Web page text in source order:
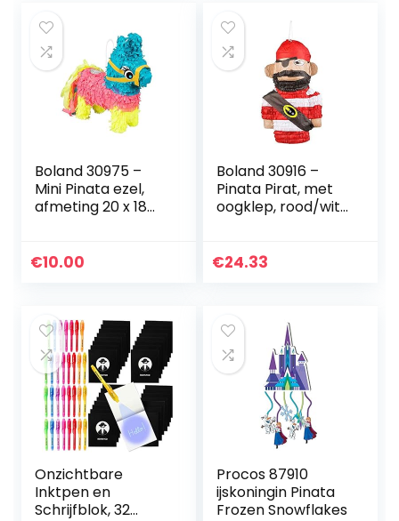
Boland 30975 –
Mini Pinata ezel,
afmeting 20 x 18
cadeau,
€10.00
Boland 30916 –
Pinata Pirat, met
oogklep, rood/wit,
themafeest
€24.33
Onzichtbare
Inktpen en
Schrijfblok, 32
Procos 87910
ijskoningin Pinata
Frozen Snowflakes